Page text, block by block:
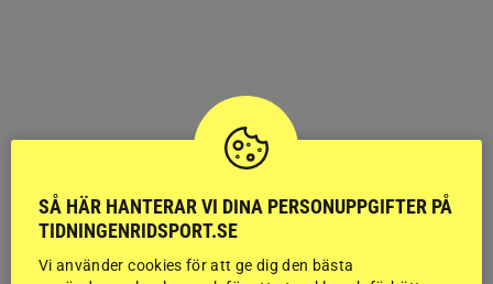
SÅ HÄR HANTERAR VI DINA PERSONUPPGIFTER PÅ
TIDNINGENRIDSPORT.SE
Vi använder cookies för att ge dig den bästa